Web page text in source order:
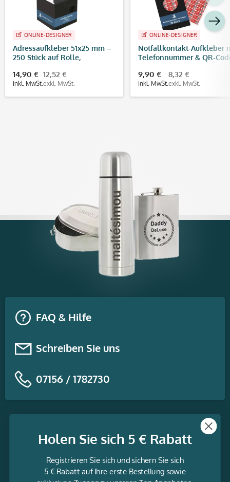
ONLINE-DESIGNER
Adressaufkleber 51x25 mm –
250 Stück auf Rolle,
14,90 €
inkl. MwSt.
12,52 €
exkl. MwSt.
ONLINE-DESIGNER
Notfallkontakt-Aufkleber
Telefonnummer & QR-
9,90 €
inkl. MwSt.
8,32 €
exkl. MwSt.
FAQ & Hilfe
Schreiben Sie uns
07156 / 1782730
Informationen
Holen Sie sich 5 € Rabatt
Registrieren Sie sich und sichern Sie sich
5 € Rabatt auf Ihre erste Bestellung sowie